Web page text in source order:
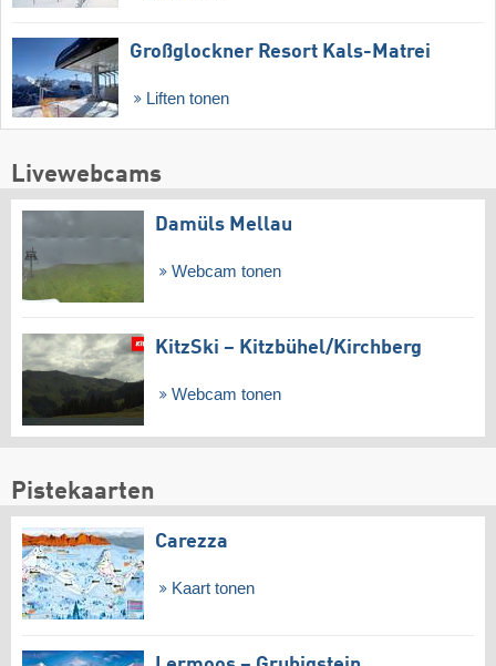
Großglockner Resort Kals-Matrei
Liften tonen
Livewebcams
Damüls Mellau
Webcam tonen
KitzSki – Kitzbühel/​Kirchberg
Webcam tonen
Pistekaarten
Carezza
Kaart tonen